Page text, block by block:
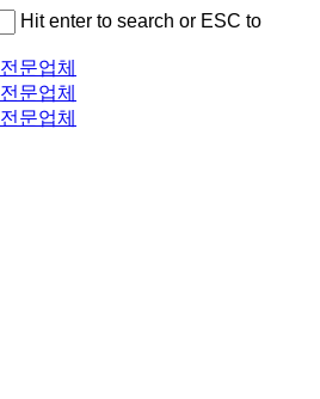
Hit enter to search or ESC to